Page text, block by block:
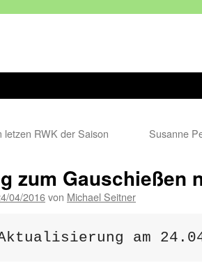
letzen RWK der Saison
Susanne
zum Gauschießen
04/2016von Michael Seitner
am